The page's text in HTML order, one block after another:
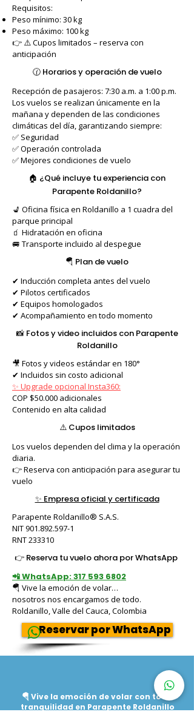
Requisitos:
Peso mínimo: 30 kg
Peso máximo: 100 kg
👉 ⚠️ Cupos limitados – reserva con
anticipación
🕜 Horarios y operación de vuelo
Recepción de pasajeros: 7:30 a.m. a 1:00 p.m.
Los vuelos se realizan únicamente en la
mañana y dependen de las condiciones
climáticas del día, garantizando siempre:
✅ Seguridad
✅ Operación controlada
✅ Mejores condiciones de vuelo
🏠 ¿Qué incluye tu experiencia con
Parapente Roldanillo?
💺 Oficina física en Roldanillo a 1 cuadra del
parque principal
🧃 Hidratación en oficina
🚐 Transporte incluido al despegue
🪂 Plan de vuelo
✔ Inducción completa antes del vuelo
✔ Pilotos certificados
✔ Equipos homologados
✔ Acompañamiento en todo momento
📸 Fotos y video incluidos con Parapente
Roldanillo
🎥 Fotos y videos estándar en 180°
✔ Incluidos sin costo adicional
✨ Upgrade opcional Insta360:
COP $50.000 adicionales
Contenido en alta calidad
⚠️ Cupos limitados
Los vuelos dependen del clima y la operación
diaria.
👉 Reserva con anticipación para asegurar tu
vuelo
✨ Empresa oficial y certificada
Parapente Roldanillo®️ S.A.S.
NIT 901.892.597-1
RNT 233310
👉 Reserva tu vuelo ahora por WhatsApp
📲 WhatsApp: 317 593 6802
🪂 Vive la emoción de volar…
nosotros nos encargamos de todo.
Roldanillo, Valle del Cauca, Colombia
Reservar por WhatsApp
🪂 Vive la emoción de volar con total
tranquilidad en Parapente Roldanillo